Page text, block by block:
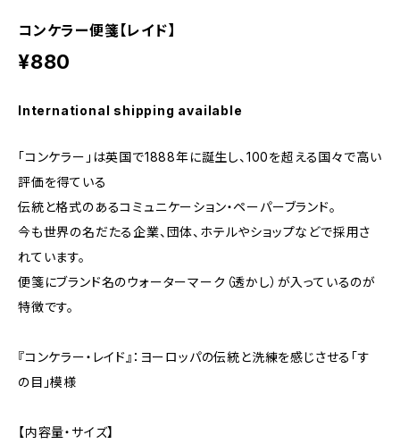
コンケラー便箋【レイド】
¥880
International shipping available
「コンケラー」は英国で1888年に誕生し、100を超える国々で高い
評価を得ている
伝統と格式のあるコミュニケーション・ペーパーブランド。
今も世界の名だたる企業、団体、ホテルやショップなどで採用さ
れています。
便箋にブランド名のウォーターマーク（透かし）が入っているのが
特徴です。
『コンケラー・レイド』：ヨーロッパの伝統と洗練を感じさせる「す
の目」模様
【内容量・サイズ】